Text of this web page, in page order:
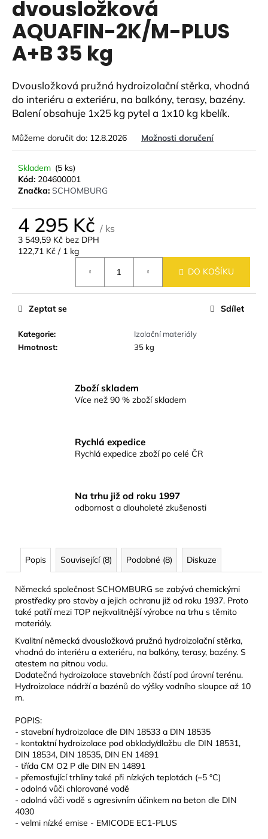
dvousložková
AQUAFIN-2K/M-PLUS
A+B 35 kg
Dvousložková pružná hydroizolační stěrka, vhodná
do interiéru a exteriéru, na balkóny, terasy, bazény.
Balení obsahuje 1x25 kg pytel a 1x10 kg kbelík.
Můžeme doručit do: 12.8.2026 Možnosti doručení
Skladem (5 ks)
Kód: 204600001
Značka: SCHOMBURG
4 295 Kč / ks
3 549,59 Kč bez DPH
Měrná
122,71 Kč / 1 kg
DO KOŠÍKU
Kategorie:
Izolační materiály
Hmotnost: 35 kg
Zeptat se Sdílet
Zboží skladem
Více než 90 % zboží skladem
Rychlá expedice
Rychlá expedice zboží po celé ČR
Na trhu již od roku 1997
odbornost a dlouholeté zkušenosti
Popis Související (8) Podobné (8) Diskuze
Německá společnost SCHOMBURG se zabývá chemickými
prostředky pro stavby a jejich ochranu již od roku 1937. Proto
také patří mezi TOP nejkvalitnější výrobce na trhu s těmito
materiály.
Kvalitní německá dvousložková pružná hydroizolační stěrka,
vhodná do interiéru a exteriéru, na balkóny, terasy, bazény. S
atestem na pitnou vodu.
Dodatečná hydroizolace stavebních částí pod úrovní terénu.
Hydroizolace nádrží a bazénů do výšky vodního sloupce až 10
m.
POPIS:
- stavební hydroizolace dle DIN 18533 a DIN 18535
- kontaktní hydroizolace pod obklady/dlažbu dle DIN 18531,
DIN 18534, DIN 18535, DIN EN 14891
- třída CM O2 P dle DIN EN 14891
- přemosťující trhliny také při nízkých teplotách (−5 °C)
- odolná vůči chlorované vodě
- odolná vůči vodě s agresivním účinkem na beton dle DIN
4030
- velmi nízké emise - EMICODE EC1-PLUS
a
j
í
t
?
HLEDAT
D
o
o
u
j
e
e